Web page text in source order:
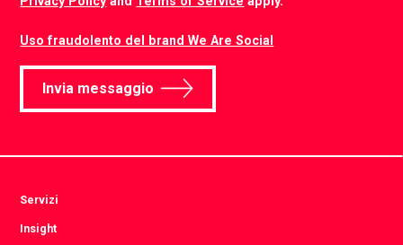
Uso fraudolento del brand We Are Social
Invia messaggio
Servizi
Insight